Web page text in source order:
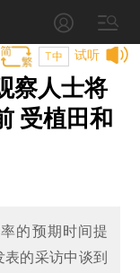
试听
T中
察人士将
受植田和
的预期时间提
的采访中谈到